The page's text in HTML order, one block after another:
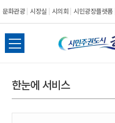
문화관광 시장실 시의회 시민광장플랫폼
시
민
권
전
체
뉴
열
한눈에 서비스